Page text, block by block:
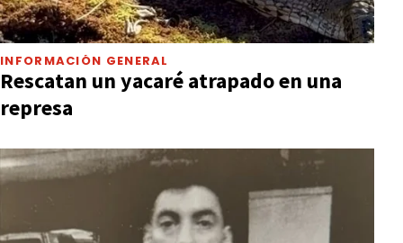
INFORMACIÓN GENERAL
Rescatan un yacaré atrapado en una
represa